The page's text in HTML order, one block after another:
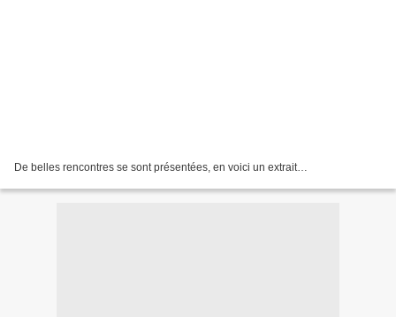
De belles rencontres se sont présentées, en voici un extrait…